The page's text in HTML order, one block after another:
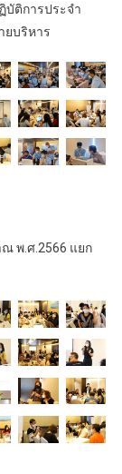
บัติการประจำ
ยบริหาร
พ.ศ.2566 แยก